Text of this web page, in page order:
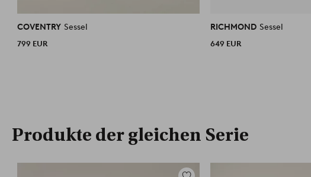
COVENTRY Sessel
799 EUR
RICHMOND Sessel
649 EUR
Produkte der gleichen Serie